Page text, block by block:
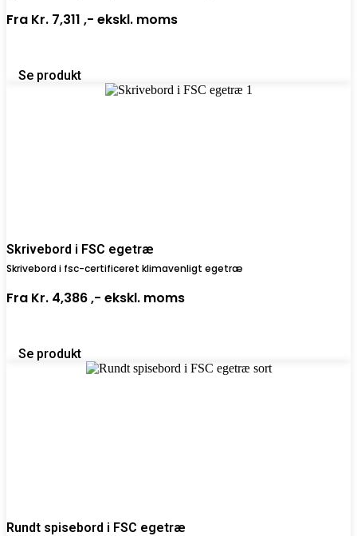
Fra Kr. 7,311 ,- ekskl. moms
Se produkt
Skrivebord i FSC egetræ
Skrivebord i fsc-certificeret klimavenligt egetræ
Fra Kr. 4,386 ,- ekskl. moms
Se produkt
Rundt spisebord i FSC egetræ